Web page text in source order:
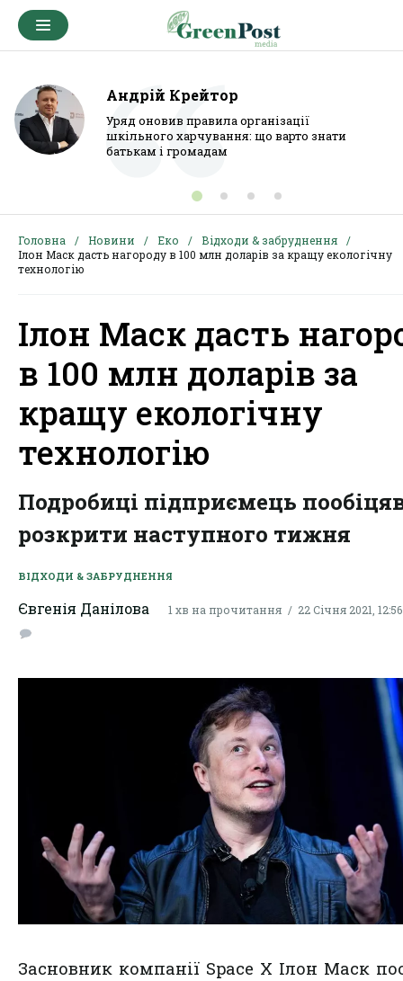
Андрій Крейтор
Уряд оновив правила організації
шкільного харчування: що варто знати
батькам і громадам
Головна Новини Еко
Відходи & забруднення
Ілон Маск дасть нагороду в 100 млн доларів за кращу екологічну
технологію
Ілон Маск дасть
в 100 млн доларів за
кращу екологічну
технологію
Подробиці підприємець
розкрити наступного тижня
ВІДХОДИ & ЗАБРУДНЕННЯ
Євгенія Данілова 1 хв на прочитання 22 Січня 2021, 12:56
Засновник компанії Space X Ілон Маск